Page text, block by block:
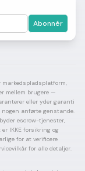
Abonnér
markedspladsplatform,
mellem brugere —
eller yder garanti
anførte genstande.
escrow-tjenester,
IKKE forsikring og
for at verificere
for alle detaljer.